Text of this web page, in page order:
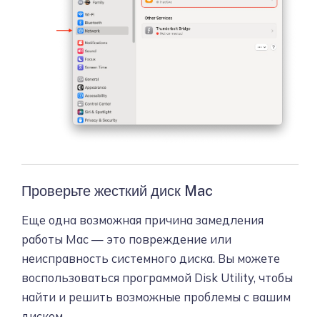
Проверьте жесткий диск Mac
Еще одна возможная причина замедления
работы Mac — это повреждение или
неисправность системного диска. Вы можете
воспользоваться программой Disk Utility, чтобы
найти и решить возможные проблемы с вашим